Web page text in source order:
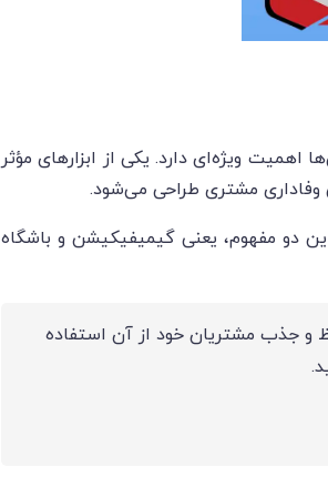
ویژه‌ای دارد. یکی از ابزارهای مؤثر
وفاداری مشتری طراحی می‌شود.
دو مفهوم، یعنی گیمیفیکیشن و باشگاه
و جذب مشتریان خود از آن استفاده